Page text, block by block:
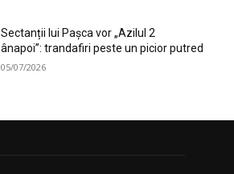
Sectanții lui Pașca vor „Azilul 2
ânapoi”: trandafiri peste un picior putred
05/07/2026